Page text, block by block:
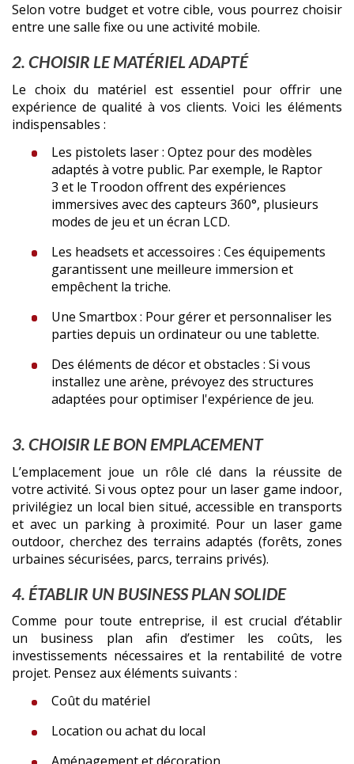
Selon votre budget et votre cible, vous pourrez choisir
entre une salle fixe ou une activité mobile.
2. CHOISIR LE MATÉRIEL ADAPTÉ
Le choix du matériel est essentiel pour offrir une
expérience de qualité à vos clients. Voici les éléments
indispensables :
Les pistolets laser : Optez pour des modèles
adaptés à votre public. Par exemple, le Raptor
3 et le Troodon offrent des expériences
immersives avec des capteurs 360°, plusieurs
modes de jeu et un écran LCD.
Les headsets et accessoires : Ces équipements
garantissent une meilleure immersion et
empêchent la triche.
Une Smartbox : Pour gérer et personnaliser les
parties depuis un ordinateur ou une tablette.
Des éléments de décor et obstacles : Si vous
installez une arène, prévoyez des structures
adaptées pour optimiser l'expérience de jeu.
3. CHOISIR LE BON EMPLACEMENT
L’emplacement joue un rôle clé dans la réussite de
votre activité. Si vous optez pour un laser game indoor,
privilégiez un local bien situé, accessible en transports
et avec un parking à proximité. Pour un laser game
outdoor, cherchez des terrains adaptés (forêts, zones
urbaines sécurisées, parcs, terrains privés).
4. ÉTABLIR UN BUSINESS PLAN SOLIDE
Comme pour toute entreprise, il est crucial d’établir
un business plan afin d’estimer les coûts, les
investissements nécessaires et la rentabilité de votre
projet. Pensez aux éléments suivants :
Coût du matériel
Location ou achat du local